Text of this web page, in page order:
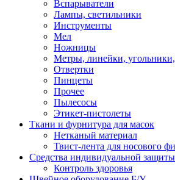
Вспарыватели
Лампы, светильники
Инструменты
Мел
Ножницы
Метры, линейки,
Отвертки
Пинцеты
Прочее
Пылесосы
Этикет-пистолеты
Ткани и фурнитура для масок
Нетканый материал
Твист-лента для носового
Средства индивидуальной защиты
Контроль здоровья